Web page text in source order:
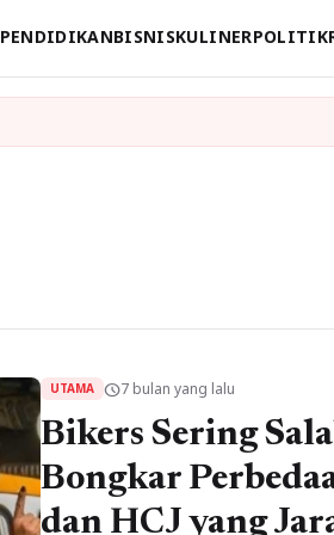
PENDIDIKANBISNISKULINERPOLITIK
UTAMA schedule7 bulan yang lalu
Bikers Sering
Bongkar
dan HCJ yang